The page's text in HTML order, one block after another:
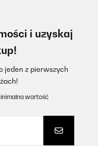
assez complexe...
SPRAWDZONA OPINIA
hätte für das Geld
i uzyskaj
jeden z pierwszych
wartość